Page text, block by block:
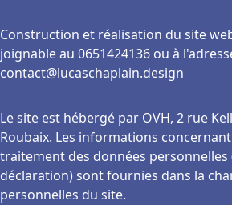
Construction et réalisation du site
joignable au 0651424136 ou à
contact@lucaschaplain.design
Le site est hébergé par OVH, 2 rue
Roubaix. Les informations
traitement des données
déclaration) sont fournies dans la
personnelles du site.